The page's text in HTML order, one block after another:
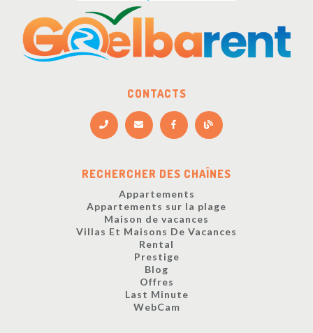
CONTACTS
RECHERCHER DES CHAÎNES
Appartements
Appartements sur la plage
Maison de vacances
Villas Et Maisons De Vacances
Rental
Prestige
Blog
Offres
Last Minute
WebCam